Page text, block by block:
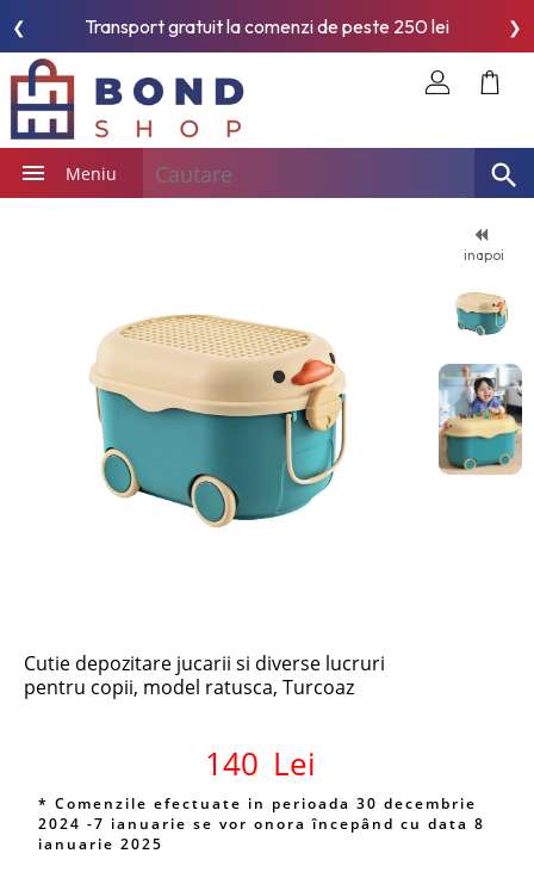
Transport gratuit la comenzi de peste 250 lei
❮ ❯
Meniu
inapoi
Cutie depozitare jucarii si diverse lucruri
pentru copii, model ratusca, Turcoaz
140 Lei
* Comenzile efectuate in perioada 30 decembrie
2024 -7 ianuarie se vor onora începând cu data 8
ianuarie 2025